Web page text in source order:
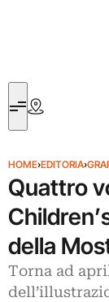
HOME›EDITORIA›
Quattro
della
Torna ad